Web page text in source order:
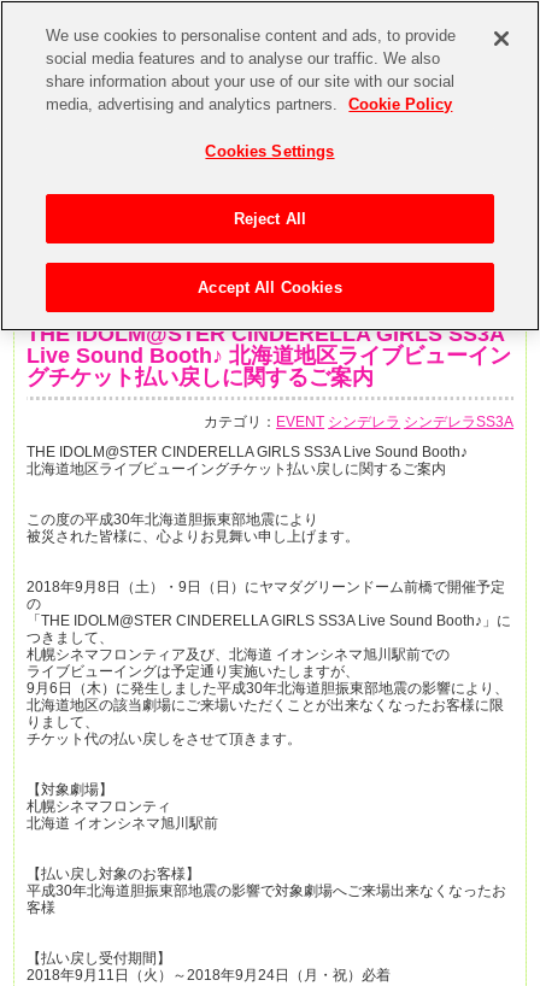
THE IDOLM@STER CINDERELLA GIRLS SS3A
Live Sound Booth♪ 北海道地区ライブビューイン
グチケット払い戻しに関するご案内
カテゴリ： EVENT シンデレラ シンデレラSS3A
THE IDOLM@STER CINDERELLA GIRLS SS3A Live Sound Booth♪
北海道地区ライブビューイングチケット払い戻しに関するご案内
この度の平成30年北海道胆振東部地震により
被災された皆様に、心よりお見舞い申し上げます。
2018年9月8日（土）・9日（日）にヤマダグリーンドーム前橋で開催予定
の
「THE IDOLM@STER CINDERELLA GIRLS SS3A Live Sound Booth♪」に
つきまして、
札幌シネマフロンティア及び、北海道 イオンシネマ旭川駅前での
ライブビューイングは予定通り実施いたしますが、
9月6日（木）に発生しました平成30年北海道胆振東部地震の影響により、
北海道地区の該当劇場にご来場いただくことが出来なくなったお客様に限
りまして、
チケット代の払い戻しをさせて頂きます。
【対象劇場】
札幌シネマフロンティ
北海道 イオンシネマ旭川駅前
【払い戻し対象のお客様】
平成30年北海道胆振東部地震の影響で対象劇場へご来場出来なくなったお
客様
【払い戻し受付期間】
2018年9月11日（火）～2018年9月24日（月・祝）必着
We use cookies to personalise content and ads, to provide
social media features and to analyse our traffic. We also
share information about your use of our site with our social
media, advertising and analytics partners.
Cookie Policy
Cookies Settings
Reject All
Accept All Cookies